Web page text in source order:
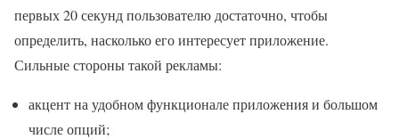
первых 20 секунд пользователю достаточно, чтобы
определить, насколько его интересует приложение.
Сильные стороны такой рекламы:
акцент на удобном функционале приложения и большом
числе опций;